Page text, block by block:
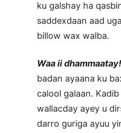
ku galshay ha
saddexdaan aad
billow wax walba.
Waa ii dhammaatay!
badan ayaana ku
calool galaan.
wallacday ayey u
darro guriga ayuu